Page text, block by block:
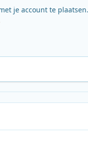
je account te plaatsen.